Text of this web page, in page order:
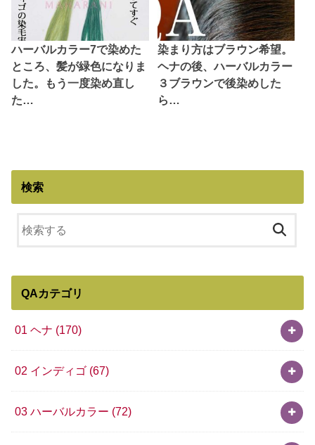
ハーバルカラー7で染めた
ところ、髪が緑色になりま
した。もう一度染め直し
た…
染まり方はブラウン希望。
ヘナの後、ハーバルカラー
３ブラウンで後染めした
ら…
検索
QAカテゴリ
01 ヘナ (170)
02 インディゴ (67)
03 ハーバルカラー (72)